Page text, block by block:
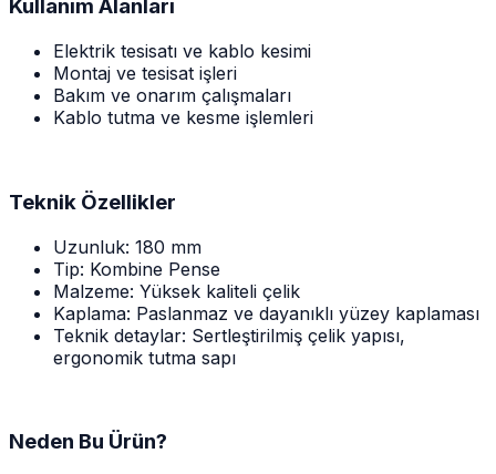
Kullanım Alanları
Elektrik tesisatı ve kablo kesimi
Montaj ve tesisat işleri
Bakım ve onarım çalışmaları
Kablo tutma ve kesme işlemleri
Teknik Özellikler
Uzunluk: 180 mm
Tip: Kombine Pense
Malzeme: Yüksek kaliteli çelik
Kaplama: Paslanmaz ve dayanıklı yüzey kaplaması
Teknik detaylar: Sertleştirilmiş çelik yapısı,
ergonomik tutma sapı
Neden Bu Ürün?